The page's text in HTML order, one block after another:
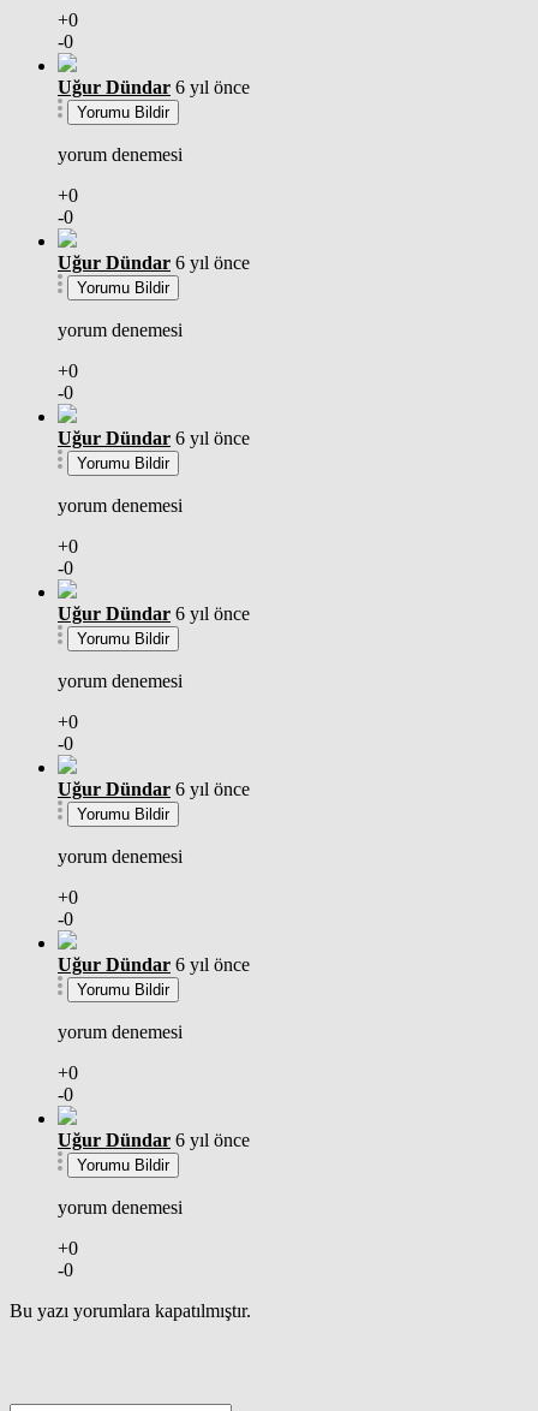
+0
-0
Uğur Dündar 6 yıl önce
Yorumu Bildir
yorum denemesi
+0
-0
Uğur Dündar 6 yıl önce
Yorumu Bildir
yorum denemesi
+0
-0
Uğur Dündar 6 yıl önce
Yorumu Bildir
yorum denemesi
+0
-0
Uğur Dündar 6 yıl önce
Yorumu Bildir
yorum denemesi
+0
-0
Uğur Dündar 6 yıl önce
Yorumu Bildir
yorum denemesi
+0
-0
Uğur Dündar 6 yıl önce
Yorumu Bildir
yorum denemesi
+0
-0
Uğur Dündar 6 yıl önce
Yorumu Bildir
yorum denemesi
+0
-0
Bu yazı yorumlara kapatılmıştır.